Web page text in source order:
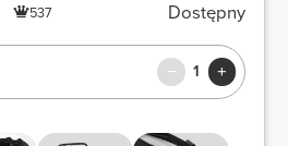
537 Dostępny
1